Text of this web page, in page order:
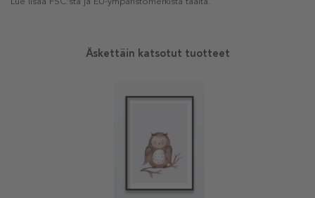
Äskettäin katsotut tuotteet